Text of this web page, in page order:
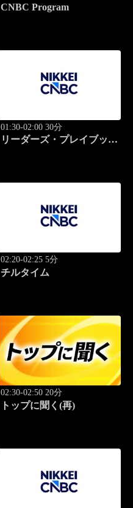
CNBC Program
01:30-02:00 30分
リーダーズ・プレイブック
02:20-02:25 5分
チルタイム
02:30-02:50 20分
トップに聞く(再)